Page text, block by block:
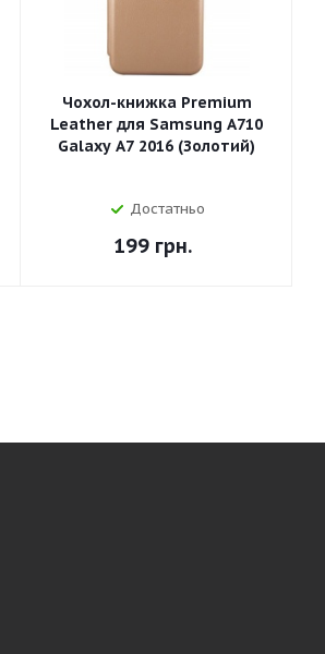
Чохол-книжка Premium
Leather для Samsung A710
Galaxy A7 2016 (Золотий)
Достатньо
199 грн.